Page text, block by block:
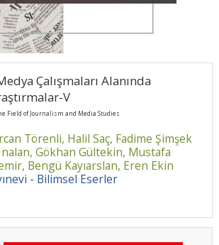
Çalışmaları Alanında
V
Field of Journalism and Media Studies
Törenli, Halil Saç, Fadime Şimşek
Gökhan Gültekin, Mustafa
Bengü Kayıarslan, Eren Ekin
- Bilimsel Eserler